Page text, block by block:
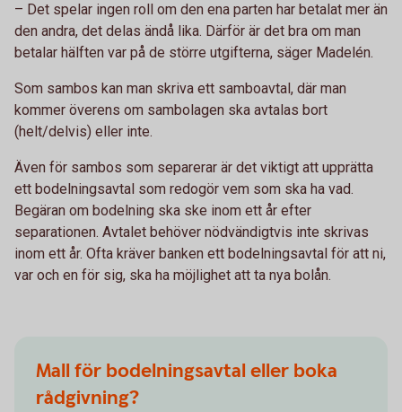
– Det spelar ingen roll om den ena parten har betalat mer än
den andra, det delas ändå lika. Därför är det bra om man
betalar hälften var på de större utgifterna, säger Madelén.
Som sambos kan man skriva ett samboavtal, där man
kommer överens om sambolagen ska avtalas bort
(helt/delvis) eller inte.
Även för sambos som separerar är det viktigt att upprätta
ett bodelningsavtal som redogör vem som ska ha vad.
Begäran om bodelning ska ske inom ett år efter
separationen. Avtalet behöver nödvändigtvis inte skrivas
inom ett år. Ofta kräver banken ett bodelningsavtal för att ni,
var och en för sig, ska ha möjlighet att ta nya bolån.
Mall för bodelningsavtal eller boka
rådgivning?